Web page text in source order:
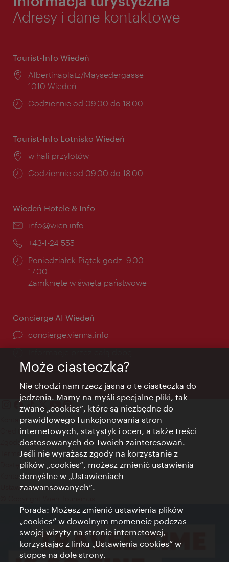
Adresy i dane kontaktowe
Tourist-Info Wiedeń
Miejsce:
Albertinaplatz/Maysedergasse
1010 Wiedeń
Godziny
Codziennie od 09.00 do 18.00
Tourist-Info Lotnisko Wiedeń
Miejsce:
w hali przylotów
Godziny
Codziennie od 09.00 do 18.00
Wiedeń Hotele & Info
E-
info@wien.info
Telefon:
+43-1-24 555
Godziny
otwarcia:
Poniedziałek-Piątek godz. 9.00 -
17.00
Zamknięte w święta państwowe
Concierge AI Wiedeń
concierge.vienna.info
Kontakt
Credits
Zgoda na przetwarzanie danych osobowych
Terms of Use
Dostępność
Kontakt prasowy
Ustawienia cookies
Może ciasteczka?
Nie chodzi nam rzecz jasna o te ciasteczka do
jedzenia. Mamy na myśli specjalne pliki, tak
zwane „cookies”, które są niezbędne do
prawidłowego funkcjonowania stron
internetowych, statystyk i ocen, a także treści
dostosowanych do Twoich zainteresowań.
Jeśli nie wyrażasz zgody na korzystanie z
plików „cookies”, możesz zmienić ustawienia
domyślne w „Ustawieniach
zaawansowanych”.
Porada: Możesz zmienić ustawienia plików
„cookies” w dowolnym momencie podczas
swojej wizyty na stronie internetowej,
korzystając z linku „Ustawienia cookies” w
stopce na dole strony.